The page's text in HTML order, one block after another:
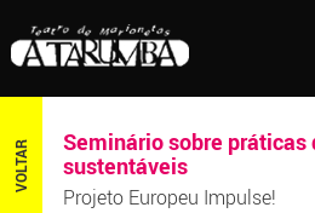
VOLTAR
Seminário sobre práticas
sustentáveis
Projeto Europeu Impulse!